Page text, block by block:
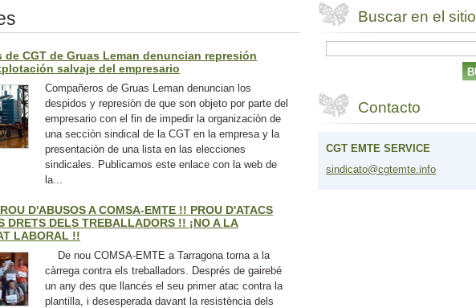
de CGT de Gruas Leman denuncian represión
salvaje del empresario
Compañeros de Gruas Leman denuncian los
despidos y represiòn de que son objeto por parte del
empresario con el fin de impedir la organizaciòn de
una secciòn sindical de la CGT en la empresa y la
presentaciòn de una lista en las elecciones
sindicales. Publicamos este enlace con la web de
la...
D'ABUSOS A COMSA-EMTE !! PROU D'ATACS
DRETS DELS TREBALLADORS !! ¡NO A LA
LABORAL !!
De nou COMSA-EMTE a Tarragona torna a la
càrrega contra els treballadors. Després de gairebé
un any des que llancés el seu primer atac contra la
plantilla, i desesperada davant la resistència dels
Buscar en el sitio
Contacto
CGT EMTE SERVICE
sindicato@cgtemte.info